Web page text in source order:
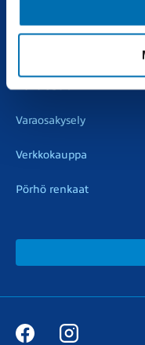
Varaosakysely
Verkkokauppa
Pörhö renkaat